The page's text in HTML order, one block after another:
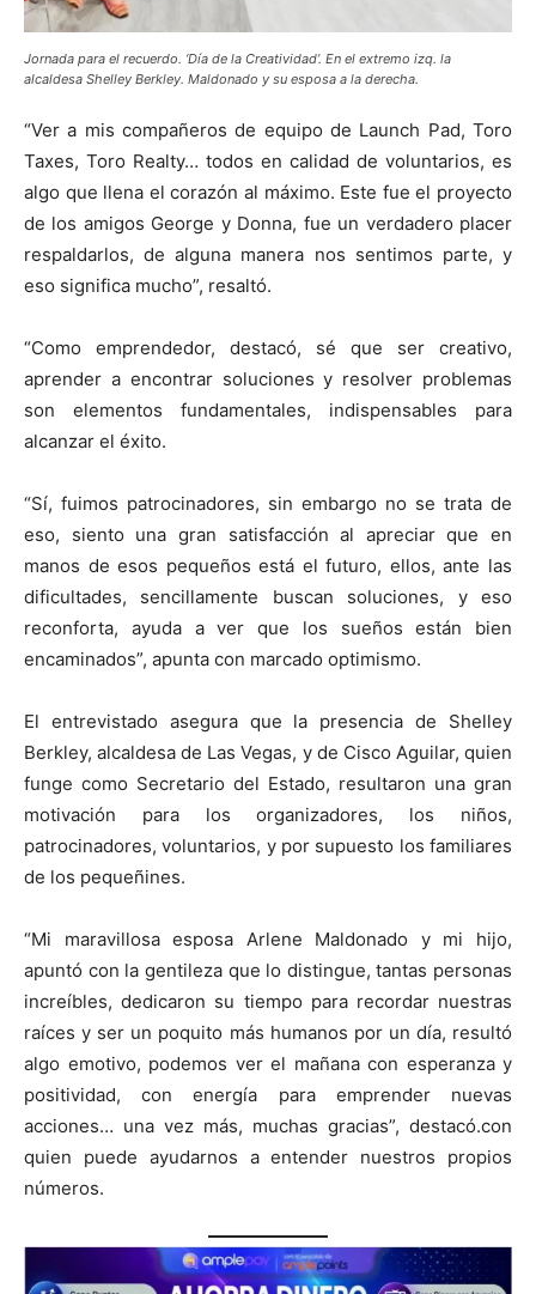
Jornada para el recuerdo. ‘Día de la Creatividad’. En el extremo izq. la
alcaldesa Shelley Berkley. Maldonado y su esposa a la derecha.
“Ver a mis compañeros de equipo de Launch Pad, Toro
Taxes, Toro Realty… todos en calidad de voluntarios, es
algo que llena el corazón al máximo. Este fue el proyecto
de los amigos George y Donna, fue un verdadero placer
respaldarlos, de alguna manera nos sentimos parte, y
eso significa mucho”, resaltó.
“Como emprendedor, destacó, sé que ser creativo,
aprender a encontrar soluciones y resolver problemas
son elementos fundamentales, indispensables para
alcanzar el éxito.
“Sí, fuimos patrocinadores, sin embargo no se trata de
eso, siento una gran satisfacción al apreciar que en
manos de esos pequeños está el futuro, ellos, ante las
dificultades, sencillamente buscan soluciones, y eso
reconforta, ayuda a ver que los sueños están bien
encaminados”, apunta con marcado optimismo.
El entrevistado asegura que la presencia de Shelley
Berkley, alcaldesa de Las Vegas, y de Cisco Aguilar, quien
funge como Secretario del Estado, resultaron una gran
motivación para los organizadores, los niños,
patrocinadores, voluntarios, y por supuesto los familiares
de los pequeñines.
“Mi maravillosa esposa Arlene Maldonado y mi hijo,
apuntó con la gentileza que lo distingue, tantas personas
increíbles, dedicaron su tiempo para recordar nuestras
raíces y ser un poquito más humanos por un día, resultó
algo emotivo, podemos ver el mañana con esperanza y
positividad, con energía para emprender nuevas
acciones… una vez más, muchas gracias”, destacó.con
quien puede ayudarnos a entender nuestros propios
números.